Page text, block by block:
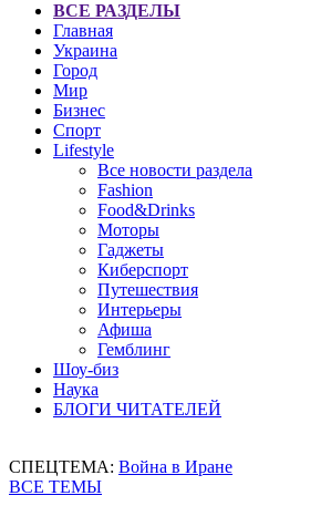
ВСЕ РАЗДЕЛЫ
Главная
Украина
Город
Мир
Бизнес
Спорт
Lifestyle
Все новости раздела
Fashion
Food&Drinks
Моторы
Гаджеты
Киберспорт
Путешествия
Интерьеры
Афиша
Гемблинг
Шоу-биз
Наука
БЛОГИ ЧИТАТЕЛЕЙ
СПЕЦТЕМА: Война в Иране
ВСЕ ТЕМЫ